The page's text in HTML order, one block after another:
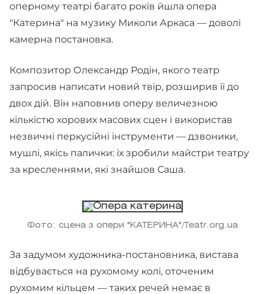
оперному театрі багато років йшла опера
"Катерина" на музику Миколи Аркаса — доволі
камерна постановка.
Композитор Олександр Родін, якого театр
запросив написати новий твір, розширив її до
двох дій. Він наповнив оперу величезною
кількістю хорових масових сцен і використав
незвичні перкусійні інструменти — дзвоники,
мушлі, якісь палички: їх зробили майстри театру
за кресленнями, які знайшов Саша.
Фото: сцена з опери "КАТЕРИНА"/Teatr.org.ua
За задумом художника-постановника, вистава
відбувається на рухомому колі, оточеним
рухомим кільцем — таких речей немає в